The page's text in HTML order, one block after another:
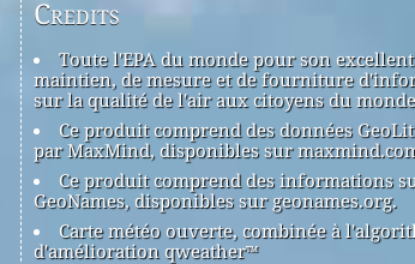
Credits
Toute l'EPA du monde pour son
maintien, de mesure et de fourniture
sur la qualité de l'air aux citoyens du
Ce produit comprend des données
par MaxMind, disponibles sur
Ce produit comprend des informations
GeoNames, disponibles sur geonames.org.
Carte météo ouverte, combinée à
d'amélioration qweather™